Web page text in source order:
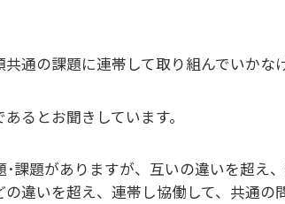
通の課題に連帯して取り組んでいかな
るとお聞きしています。
課題がありますが、互いの違いを超え
違いを超え、連帯し協働して、共通